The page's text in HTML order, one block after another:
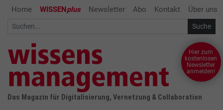
Home WISSENplus Newsletter Abo Kontakt Über uns
Das Magazin für Digitalisierung, Vernetzung & Collaboration
Hier zum
kostenlosen
Newsletter
anmelden!